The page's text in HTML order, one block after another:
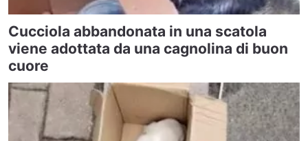
Cucciola abbandonata in una scatola
viene adottata da una cagnolina di buon
cuore